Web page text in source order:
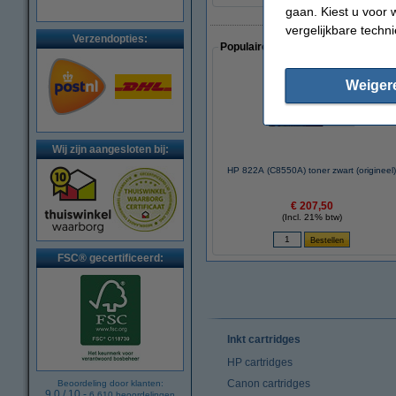
Verzendopties:
Wij zijn aangesloten bij:
FSC® gecertificeerd:
Beoordeling door klanten:
Populaire artikelen van klanten
HP 822A (C8550A) toner zwart (origineel)
€ 207,50
(Incl. 21% btw)
Inkt cartridges
HP cartridges
Canon cartridges
gaan. Kiest u voor
vergelijkbare